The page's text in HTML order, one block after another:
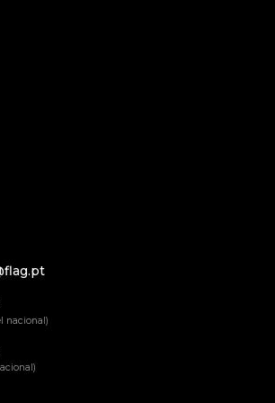
nacional)